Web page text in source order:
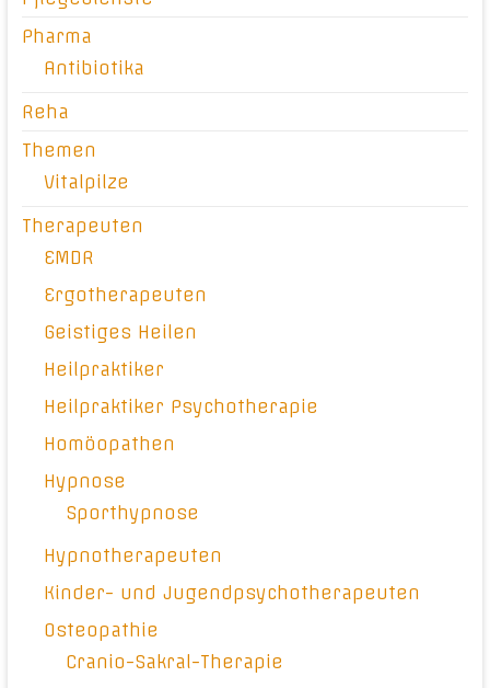
Pharma
Antibiotika
Reha
Themen
Vitalpilze
Therapeuten
EMDR
Ergotherapeuten
Geistiges Heilen
Heilpraktiker
Heilpraktiker Psychotherapie
Homöopathen
Hypnose
Sporthypnose
Hypnotherapeuten
Kinder- und Jugendpsychotherapeuten
Osteopathie
Cranio-Sakral-Therapie